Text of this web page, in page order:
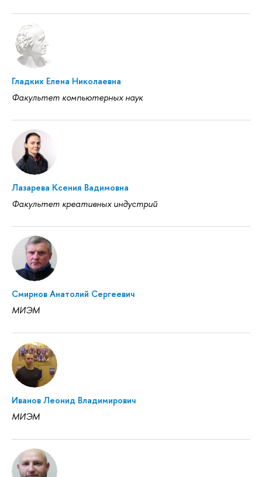
Гладких Елена Николаевна
Факультет компьютерных наук
Лазарева Ксения Вадимовна
Факультет креативных индустрий
Смирнов Анатолий Сергеевич
МИЭМ
Иванов Леонид Владимирович
МИЭМ